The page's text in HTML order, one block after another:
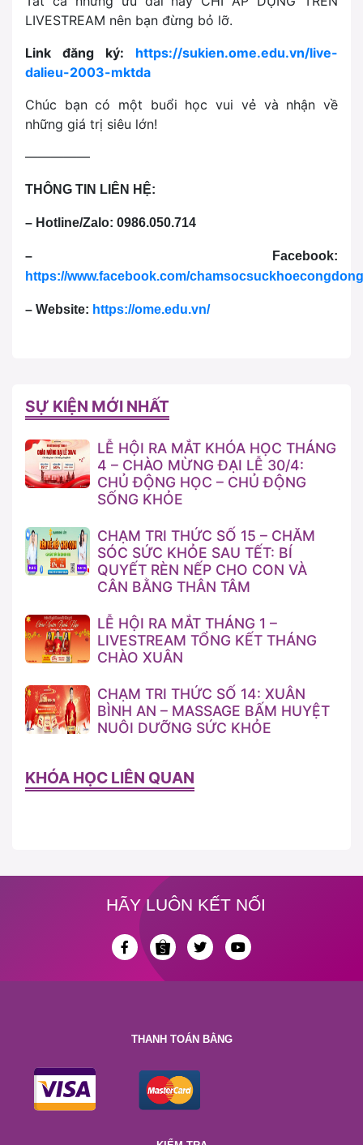
LIVESTREAM nên bạn đừng bỏ lỡ.
Link đăng ký: https://sukien.ome.edu.vn/live-
dalieu-2003-mktda
Chúc bạn có một buổi học vui vẻ và nhận về
những giá trị siêu lớn!
—————
THÔNG TIN LIÊN HỆ:
– Hotline/Zalo: 0986.050.714
– Facebook:
https://www.facebook.com/
– Website: https://ome.edu.vn/
SỰ KIỆN MỚI NHẤT
LỄ HỘI RA MẮT KHÓA HỌC THÁNG
4 – CHÀO MỪNG ĐẠI LỄ 30/4:
CHỦ ĐỘNG HỌC – CHỦ ĐỘNG
SỐNG KHỎE
CHẠM TRI THỨC SỐ 15 – CHĂM
SÓC SỨC KHỎE SAU TẾT: BÍ
QUYẾT RÈN NẾP CHO CON VÀ
CÂN BẰNG THÂN TÂM
LỄ HỘI RA MẮT THÁNG 1 –
LIVESTREAM TỔNG KẾT THÁNG
CHÀO XUÂN
CHẠM TRI THỨC SỐ 14: XUÂN
BÌNH AN – MASSAGE BẤM HUYỆT
NUÔI DƯỠNG SỨC KHỎE
KHÓA HỌC LIÊN QUAN
HÃY LUÔN KẾT NỐI
THANH TOÁN BẰNG